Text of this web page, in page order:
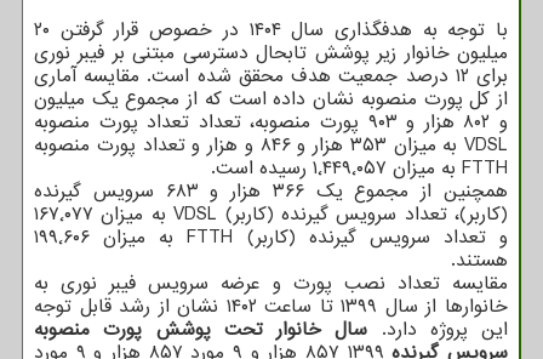
با توجه به هدفگذاری سال ۱۴۰۴ در خصوص قرار گرفتن ۲۰
میلیون خانوار زیر پوشش تابحال دسترسی مبتنی بر فیبر نوری
برای ۱۲ درصد جمعیت هدف محقق شده است. مقایسه آماری
از کل پورت منصوبه نشان داده است که از مجموع یک میلیون
و ۸۰۲ هزار و ۹۰۳ پورت منصوبه، تعداد تعداد پورت منصوبه
VDSL به میزان ۳۵۳ هزار و ۸۴۶ و هزار و تعداد پورت منصوبه
FTTH به میزان ۱٬۴۴۹٬۰۵۷ رسیده است.
همچنین از مجموع یک ۳۶۶ هزار و ۶۸۳ سرویس گیرنده
(کاربر)، تعداد سرویس گیرنده (کاربر) VDSL به میزان ۱۶۷٬۰۷۷
و تعداد سرویس گیرنده (کاربر) FTTH به میزان ۱۹۹٬۶۰۶
هستند.
مقایسه تعداد نصب پورت و عرضه سرویس فیبر نوری به
خانوارها از سال ۱۳۹۹ تا ساعت ۱۴۰۲ نشان از رشد قابل توجه
این پروژه دارد. سال خانوار تحت پوشش پورت منصوبه
سرویس گیرنده ۱۳۹۹ ۸۵۷ هزار و ۹ مورد ۸۵۷ هزار و ۹ مورد